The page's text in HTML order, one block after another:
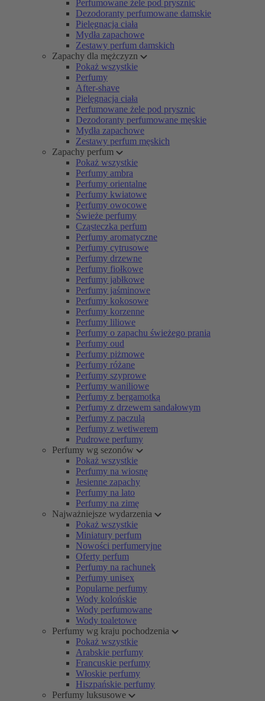
Perfumowane żele pod prysznic
Dezodoranty perfumowane damskie
Pielęgnacja ciała
Mydła zapachowe
Zestawy perfum damskich
Zapachy dla mężczyzn
Pokaż wszystkie
Perfumy
After-shave
Pielęgnacja ciała
Perfumowane żele pod prysznic
Dezodoranty perfumowane męskie
Mydła zapachowe
Zestawy perfum męskich
Zapachy perfum
Pokaż wszystkie
Perfumy ambra
Perfumy orientalne
Perfumy kwiatowe
Perfumy owocowe
Świeże perfumy
Cząsteczka perfum
Perfumy aromatyczne
Perfumy cytrusowe
Perfumy drzewne
Perfumy fiołkowe
Perfumy jabłkowe
Perfumy jaśminowe
Perfumy kokosowe
Perfumy korzenne
Perfumy liliowe
Perfumy o zapachu świeżego prania
Perfumy oud
Perfumy piżmowe
Perfumy różane
Perfumy szyprowe
Perfumy waniliowe
Perfumy z bergamotką
Perfumy z drzewem sandałowym
Perfumy z paczulą
Perfumy z wetiwerem
Pudrowe perfumy
Perfumy wg sezonów
Pokaż wszystkie
Perfumy na wiosnę
Jesienne zapachy
Perfumy na lato
Perfumy na zimę
Najważniejsze wydarzenia
Pokaż wszystkie
Miniatury perfum
Nowości perfumeryjne
Oferty perfum
Perfumy na rachunek
Perfumy unisex
Popularne perfumy
Wody kolońskie
Wody perfumowane
Wody toaletowe
Perfumy wg kraju pochodzenia
Pokaż wszystkie
Arabskie perfumy
Francuskie perfumy
Włoskie perfumy
Hiszpańskie perfumy
Perfumy luksusowe